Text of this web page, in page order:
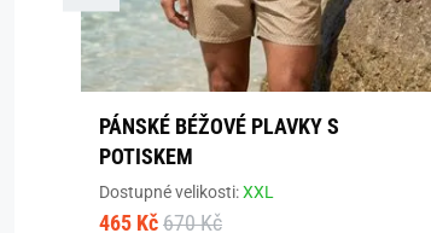
PÁNSKÉ BÉŽOVÉ PLAVKY S
POTISKEM
Dostupné velikosti:XXL
465 Kč 670 Kč